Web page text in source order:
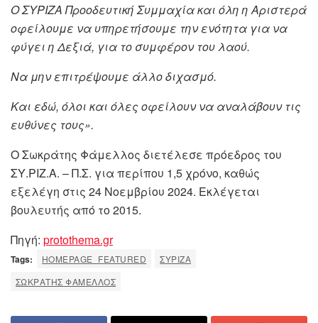
Ο ΣΥΡΙΖΑ Προοδευτική Συμμαχία και όλη η Αριστερά
οφείλουμε να υπηρετήσουμε την ενότητα για να
φύγει η Δεξιά, για το συμφέρον του λαού.
Να μην επιτρέψουμε άλλο διχασμό.
Και εδώ, όλοι και όλες οφείλουν να αναλάβουν τις
ευθύνες τους».
Ο Σωκράτης Φάμελλος διετέλεσε πρόεδρος του
ΣΥ.ΡΙΖ.Α. – Π.Σ. για περίπου 1,5 χρόνο, καθώς
εξελέγη στις 24 Νοεμβρίου 2024. Εκλέγεται
βουλευτής από το 2015.
Πηγή: protothema.gr
Tags: HOMEPAGE_FEATURED
ΣΥΡΙΖΑ
ΣΩΚΡΑΤΗΣ ΦΑΜΕΛΛΟΣ